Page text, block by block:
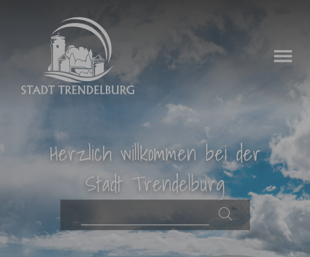
Herzlich willkommen bei der
Stadt Trendelburg